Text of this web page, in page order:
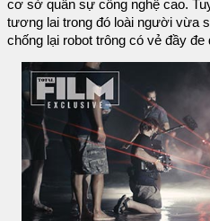
cơ sở quân sự công nghệ cao.
tương lai trong đó loài người vừa
chống lại robot trông có vẻ đầy đe